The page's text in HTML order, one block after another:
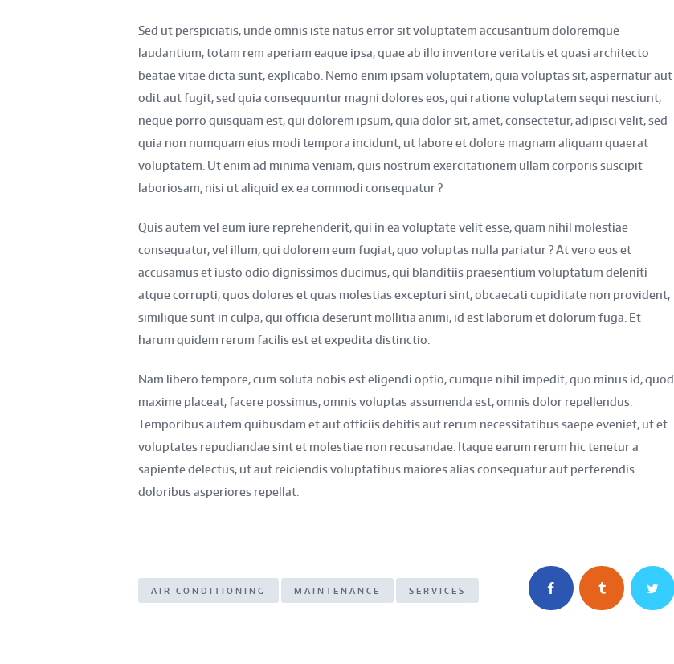
Sed ut perspiciatis, unde omnis iste natus error sit voluptatem accusantium doloremque
laudantium, totam rem aperiam eaque ipsa, quae ab illo inventore veritatis et quasi architecto
beatae vitae dicta sunt, explicabo. Nemo enim ipsam voluptatem, quia voluptas sit, aspernatur aut
odit aut fugit, sed quia consequuntur magni dolores eos, qui ratione voluptatem sequi nesciunt,
neque porro quisquam est, qui dolorem ipsum, quia dolor sit, amet, consectetur, adipisci velit, sed
quia non numquam eius modi tempora incidunt, ut labore et dolore magnam aliquam quaerat
voluptatem. Ut enim ad minima veniam, quis nostrum exercitationem ullam corporis suscipit
laboriosam, nisi ut aliquid ex ea commodi consequatur ?
Quis autem vel eum iure reprehenderit, qui in ea voluptate velit esse, quam nihil molestiae
consequatur, vel illum, qui dolorem eum fugiat, quo voluptas nulla pariatur ? At vero eos et
accusamus et iusto odio dignissimos ducimus, qui blanditiis praesentium voluptatum deleniti
atque corrupti, quos dolores et quas molestias excepturi sint, obcaecati cupiditate non provident,
similique sunt in culpa, qui officia deserunt mollitia animi, id est laborum et dolorum fuga. Et
harum quidem rerum facilis est et expedita distinctio.
Nam libero tempore, cum soluta nobis est eligendi optio, cumque nihil impedit, quo minus id, quod
maxime placeat, facere possimus, omnis voluptas assumenda est, omnis dolor repellendus.
Temporibus autem quibusdam et aut officiis debitis aut rerum necessitatibus saepe eveniet, ut et
voluptates repudiandae sint et molestiae non recusandae. Itaque earum rerum hic tenetur a
sapiente delectus, ut aut reiciendis voluptatibus maiores alias consequatur aut perferendis
doloribus asperiores repellat.
AIR CONDITIONING MAINTENANCE SERVICES